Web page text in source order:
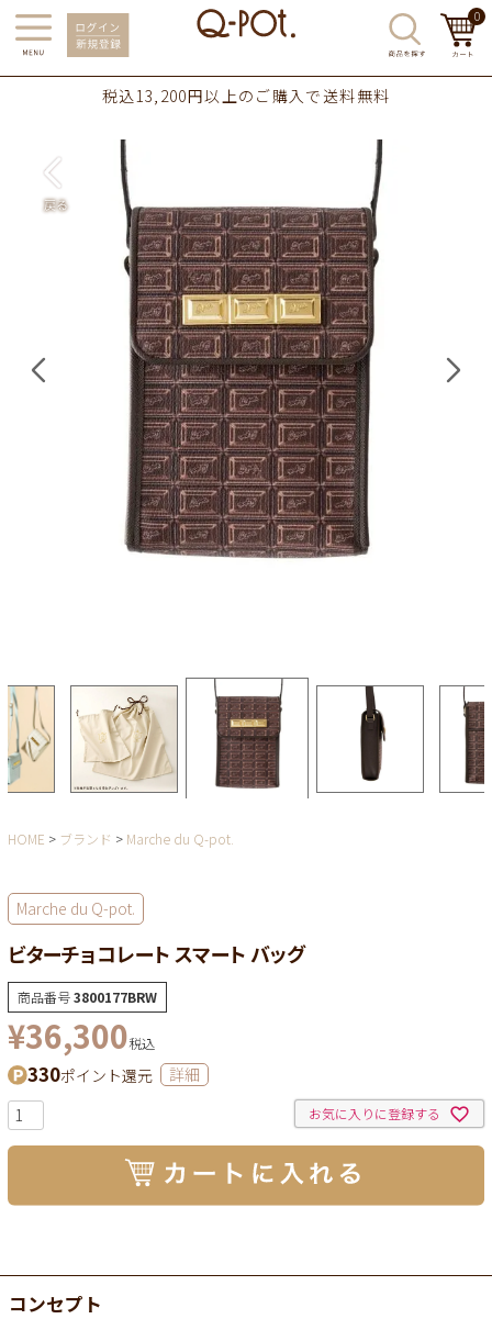
0
税込13,200円以上のご購入で送料無料
HOME ブランド Marche du Q-pot.
Marche du Q-pot.
ビターチョコレート スマート バッグ
商品番号3800177BRW
¥36,300税込
330ポイント還元 詳細
お気に入りに登録する
コンセプト